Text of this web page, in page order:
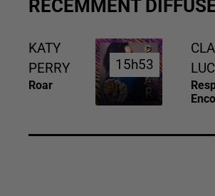
RÉCEMMENT
KATY
PERRY
Roar
15h53
15h53